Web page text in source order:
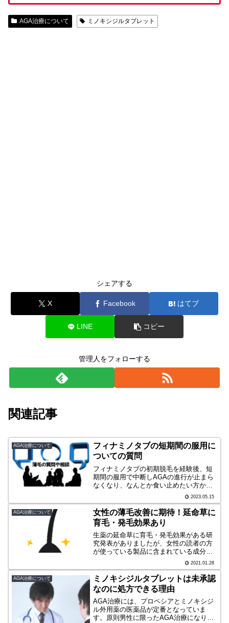
AGA治療について ミノキシジルタブレット
シェアする
X Facebook はてブ
LINE コピー
管理人をフォローする
関連記事
AGA治療について
フィナミノタブの短期間の服用に
ついての質問
フィナミノタブの初期脱毛を経験後、短
期間の服用で中断しAGAの進行が止まら
なくなり、なんとか食い止めたい方から
2023.05.15
AGA治療について
女性の薄毛改善に期待！延命草に
育毛・発毛効果あり
生薬の延命草に育毛・発毛効果がある研
究発表がありましたが、女性の読者の方
が使っている製品に含まれている成分で
2021.01.28
AGA治療について
ミノキシジルタブレットは未承認
なのに処方できる理由
AGA治療には、プロペシアとミノキシジ
ル外用薬の医薬品が定番となっていま
す。原則男性に限ったAGA治療になり、